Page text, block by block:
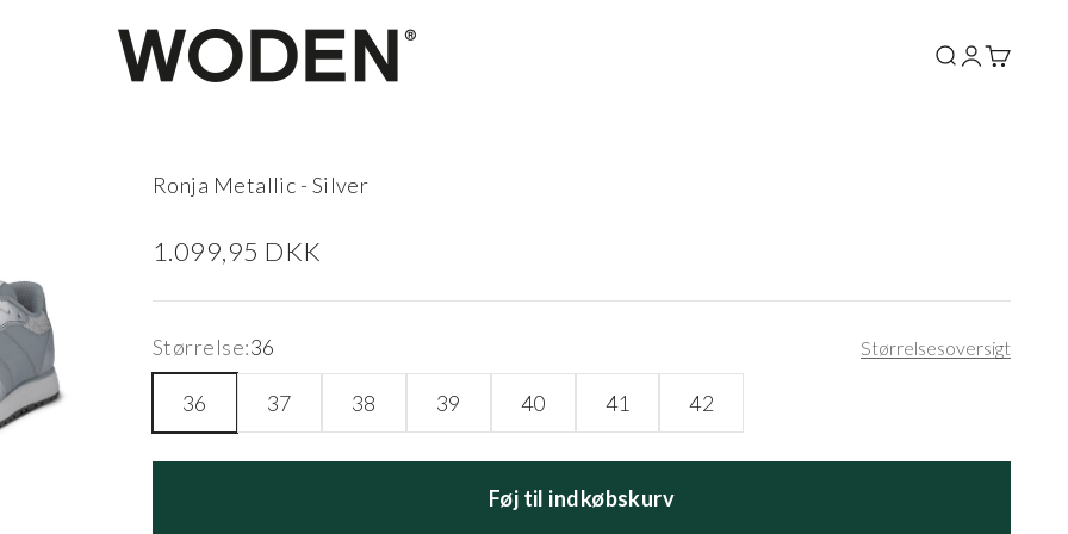
woden.dk
SøgLog ind
Kurv
Ronja Metallic - Silver
Salgspris
1.099,95 DKK
Størrelse:36 Størrelsesoversigt
36 37 38 39 40 41 42
Føj til indkøbskurv